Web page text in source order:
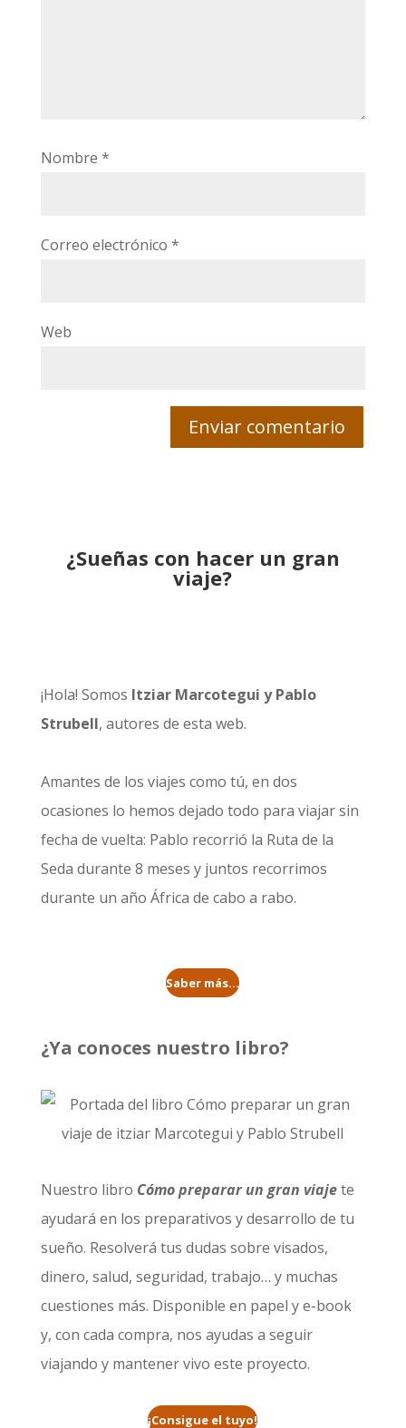
Nombre *
Correo electrónico *
Web
¿Sueñas con hacer un gran
viaje?
¡Hola! Somos Itziar Marcotegui y Pablo
Strubell, autores de esta web.
Amantes de los viajes como tú, en dos
ocasiones lo hemos dejado todo para viajar sin
fecha de vuelta: Pablo recorrió la Ruta de la
Seda durante 8 meses y juntos recorrimos
durante un año África de cabo a rabo.
Saber más...
¿Ya conoces nuestro libro?
Nuestro libro Cómo preparar un gran viajete
ayudará en los preparativos y desarrollo de tu
sueño. Resolverá tus dudas sobre visados,
dinero, salud, seguridad, trabajo… y muchas
cuestiones más. Disponible en papel y e-book
y, con cada compra, nos ayudas a seguir
viajando y mantener vivo este proyecto.
¡Consigue el tuyo!